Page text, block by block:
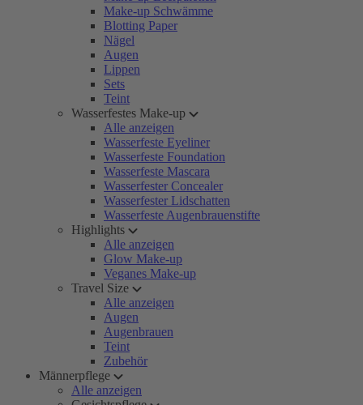
Make-up Schwämme
Blotting Paper
Nägel
Augen
Lippen
Sets
Teint
Wasserfestes Make-up
Alle anzeigen
Wasserfeste Eyeliner
Wasserfeste Foundation
Wasserfeste Mascara
Wasserfester Concealer
Wasserfester Lidschatten
Wasserfeste Augenbrauenstifte
Highlights
Alle anzeigen
Glow Make-up
Veganes Make-up
Travel Size
Alle anzeigen
Augen
Augenbrauen
Teint
Zubehör
Männerpflege
Alle anzeigen